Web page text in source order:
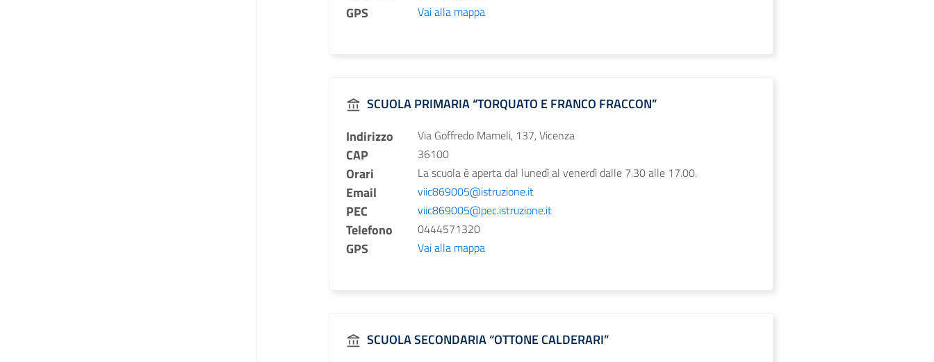
GPS Vai alla mappa
SCUOLA PRIMARIA “TORQUATO E FRANCO FRACCON”
Indirizzo
Via Goffredo Mameli, 137, Vicenza
CAP 36100
Orari La scuola è aperta dal lunedì al venerdì dalle 7.30 alle 17.00.
Email viic869005@istruzione.it
PEC viic869005@pec.istruzione.it
Telefono 0444571320
GPS Vai alla mappa
SCUOLA SECONDARIA “OTTONE CALDERARI”